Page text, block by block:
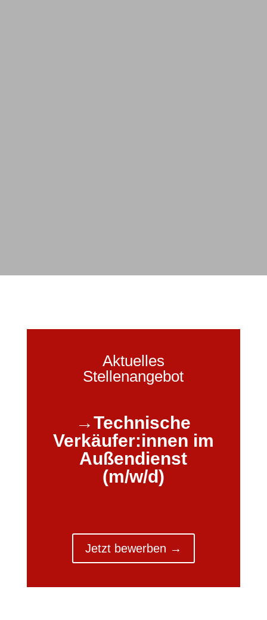
Aktuelles
Stellenangebot
→Technische
Verkäufer:innen im
Außendienst
(m/w/d)
Jetzt bewerben →